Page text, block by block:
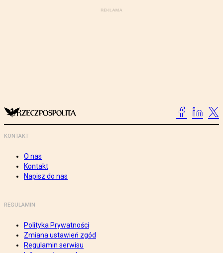
KONTAKT
O nas
Kontakt
Napisz do nas
REGULAMIN
Polityka Prywatności
Zmiana ustawień zgód
Regulamin serwisu